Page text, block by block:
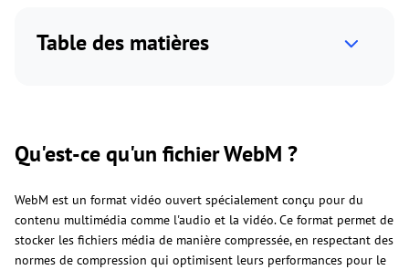
Table des matières
Qu'est-ce qu'un fichier WebM ?
WebM est un format vidéo ouvert spécialement conçu pour du
contenu multimédia comme l'audio et la vidéo. Ce format permet de
stocker les fichiers média de manière compressée, en respectant des
normes de compression qui optimisent leurs performances pour le